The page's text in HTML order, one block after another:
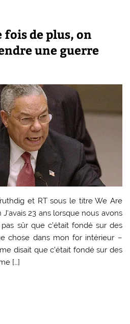
fois de plus, on
une guerre
et RT sous le titre We Are
23 ans lorsque nous avons
pas sûr que c’était fondé sur des
chose dans mon for intérieur –
disait que c’était fondé sur des
[…]